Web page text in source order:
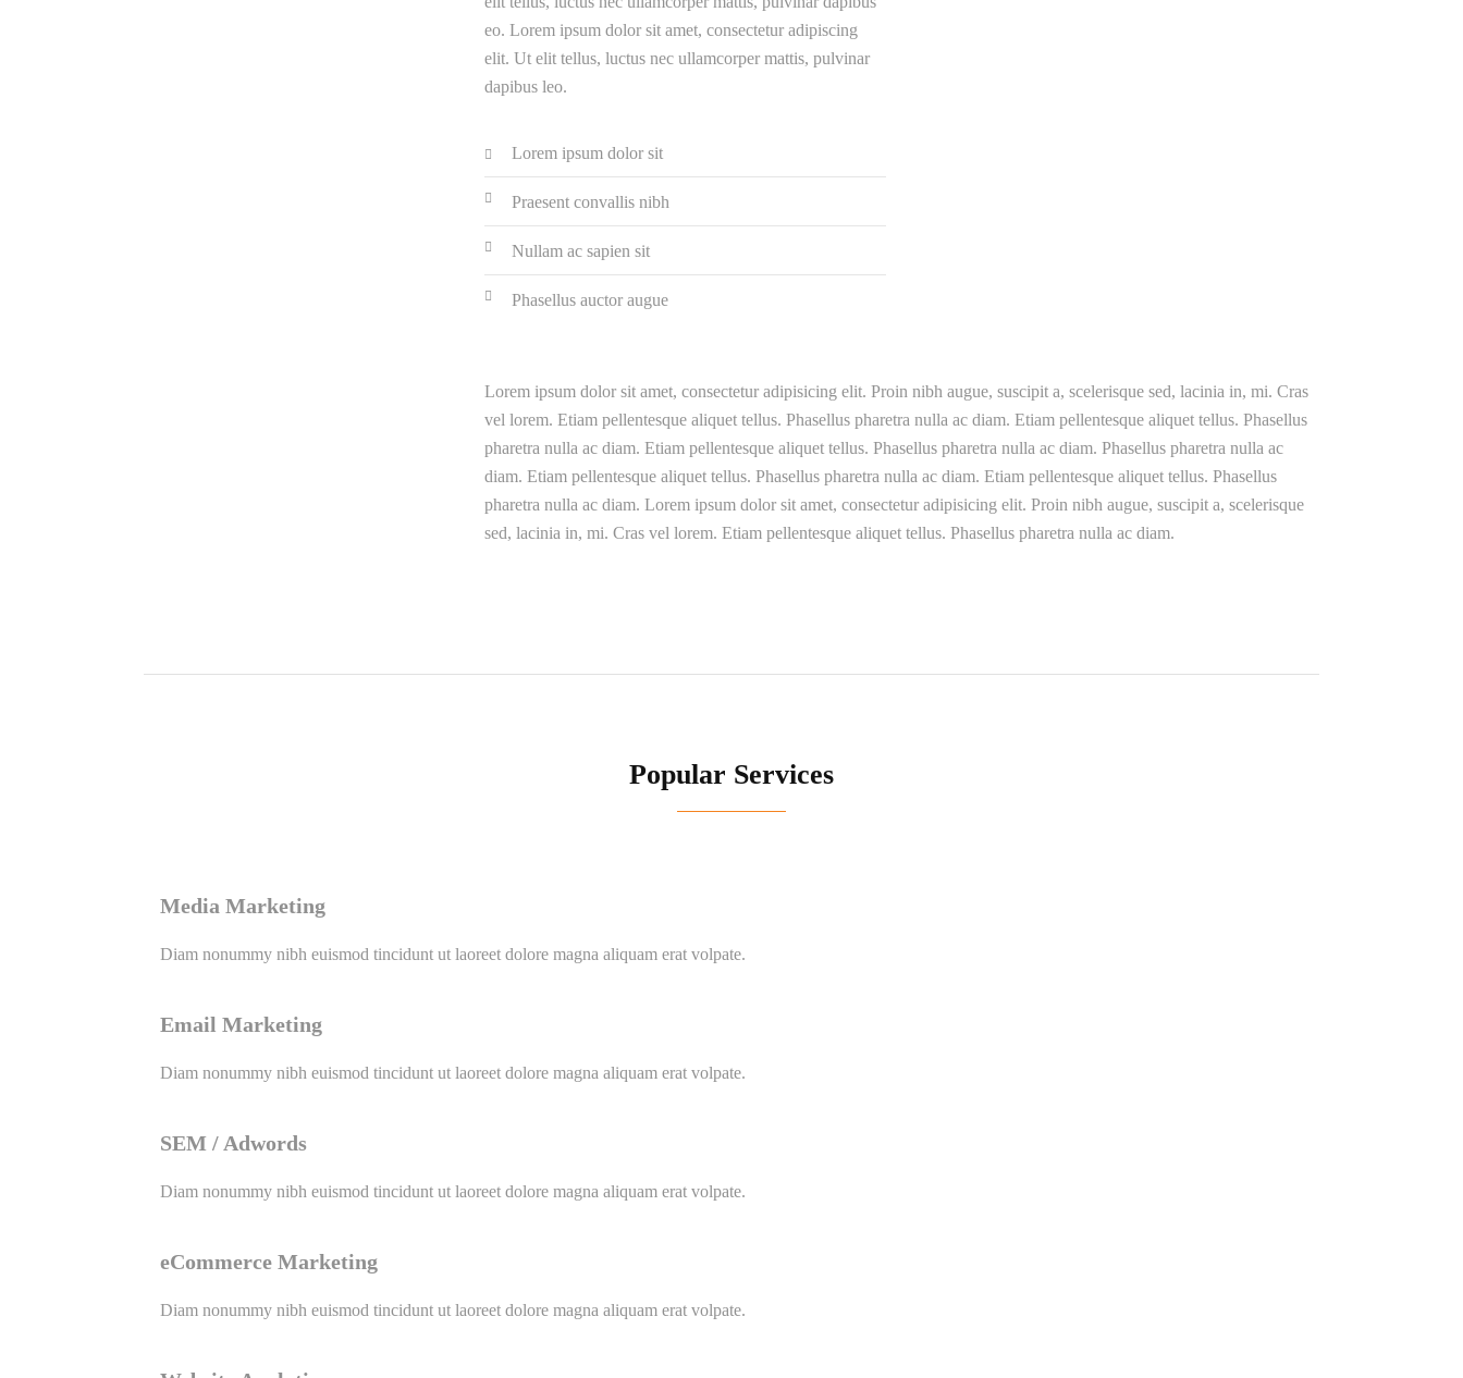
eo. Lorem ipsum dolor sit amet, consectetur adipiscing
elit. Ut elit tellus, luctus nec ullamcorper mattis, pulvinar
dapibus leo.
Lorem ipsum dolor sit
Praesent convallis nibh
Nullam ac sapien sit
Phasellus auctor augue
Lorem ipsum dolor sit amet, consectetur adipisicing elit. Proin nibh augue, suscipit a, scelerisque sed, lacinia in, mi. Cras
vel lorem. Etiam pellentesque aliquet tellus. Phasellus pharetra nulla ac diam. Etiam pellentesque aliquet tellus. Phasellus
pharetra nulla ac diam. Etiam pellentesque aliquet tellus. Phasellus pharetra nulla ac diam. Phasellus pharetra nulla ac
diam. Etiam pellentesque aliquet tellus. Phasellus pharetra nulla ac diam. Etiam pellentesque aliquet tellus. Phasellus
pharetra nulla ac diam. Lorem ipsum dolor sit amet, consectetur adipisicing elit. Proin nibh augue, suscipit a, scelerisque
sed, lacinia in, mi. Cras vel lorem. Etiam pellentesque aliquet tellus. Phasellus pharetra nulla ac diam.
Popular Services
Media Marketing
Diam nonummy nibh euismod tincidunt ut laoreet dolore magna aliquam erat volpate.
Email Marketing
Diam nonummy nibh euismod tincidunt ut laoreet dolore magna aliquam erat volpate.
SEM / Adwords
Diam nonummy nibh euismod tincidunt ut laoreet dolore magna aliquam erat volpate.
eCommerce Marketing
Diam nonummy nibh euismod tincidunt ut laoreet dolore magna aliquam erat volpate.